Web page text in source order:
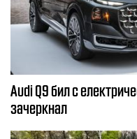
Audi Q9 бил с
зачеркнал